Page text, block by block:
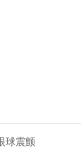
球震颤